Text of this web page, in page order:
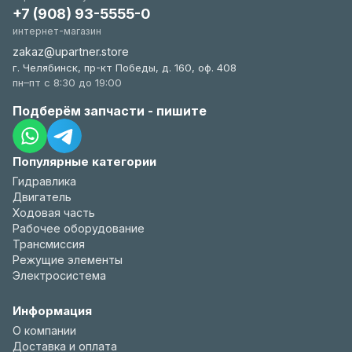
Популярные категории
Гидравлика
Двигатель
Ходовая часть
Рабочее оборудование
Трансмиссия
Режущие элементы
Электросистема
Информация
О компании
Доставка и оплата
+7 (908) 93-5555-0
интернет-магазин
zakaz@upartner.store
г. Челябинск, пр-кт Победы, д. 160, оф. 408
пн–пт с 8:30 до 19:00
Подберём запчасти - пишите